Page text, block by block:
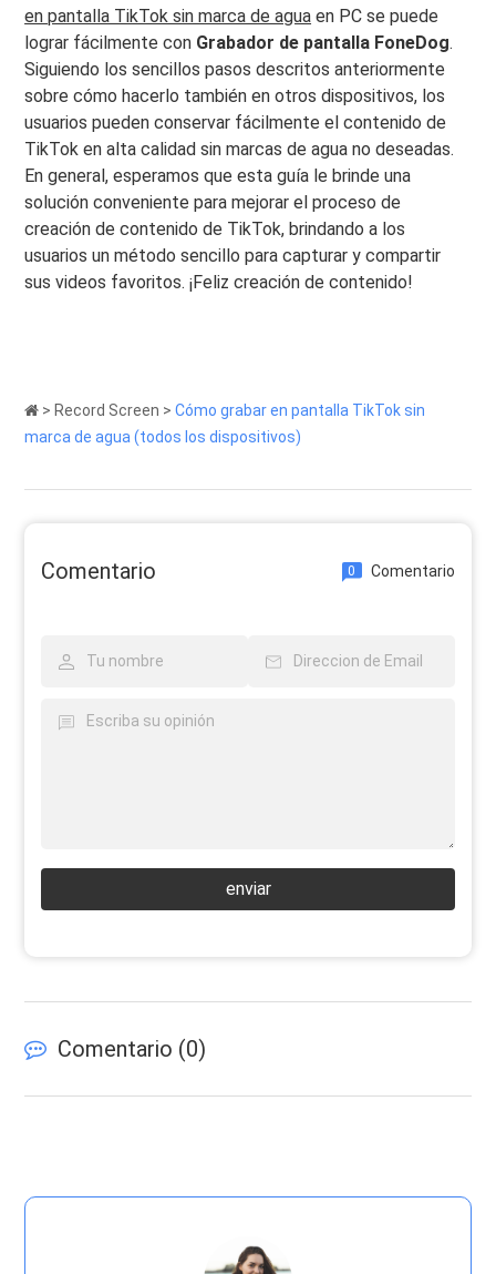
en pantalla TikTok sin marca de agua en PC se puede
lograr fácilmente con Grabador de pantalla FoneDog.
Siguiendo los sencillos pasos descritos anteriormente
sobre cómo hacerlo también en otros dispositivos, los
usuarios pueden conservar fácilmente el contenido de
TikTok en alta calidad sin marcas de agua no deseadas.
En general, esperamos que esta guía le brinde una
solución conveniente para mejorar el proceso de
creación de contenido de TikTok, brindando a los
usuarios un método sencillo para capturar y compartir
sus videos favoritos. ¡Feliz creación de contenido!
> Record Screen >Cómo grabar en pantalla TikTok sin
marca de agua (todos los dispositivos)
Comentario 0 Comentario
enviar
Comentario (0)